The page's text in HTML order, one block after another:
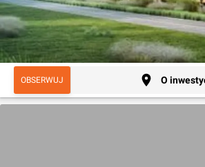
OBSERWUJ O